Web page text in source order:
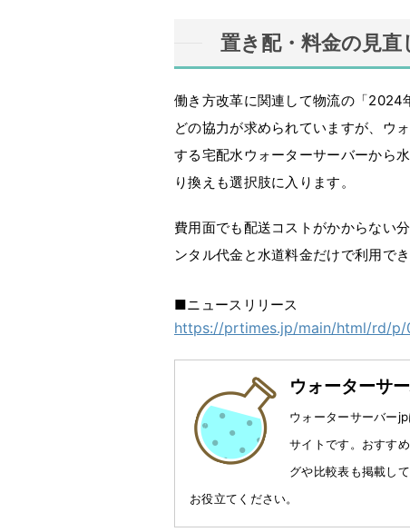
置き配・料金の見
働き方改革に関連して物流の「2024
どの協力が求められていますが、ウ
する宅配水ウォーターサーバーから
り換えも選択肢に入ります。
費用面でも配送コストがかからない
ンタル代金と水道料金だけで利用で
■ニュースリリース
https://prtimes.jp/main/html/rd/
ウォーターサ
ウォーターサーバー
サイトです。おすす
グや比較表も掲載し
お役立てください。